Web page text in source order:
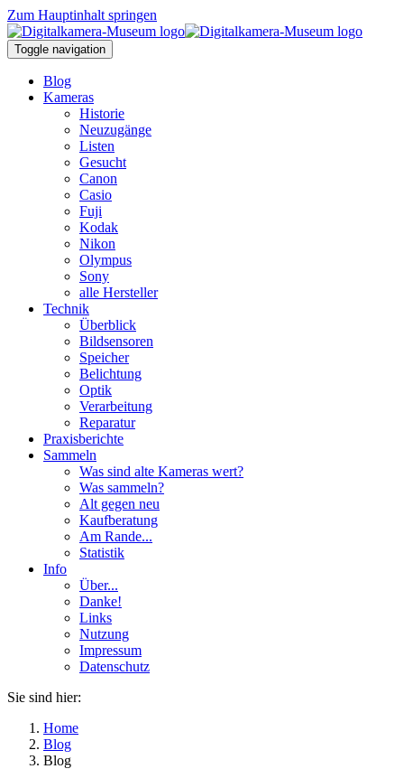
Zum Hauptinhalt springen
Toggle navigation
Blog
Kameras
Historie
Neuzugänge
Listen
Gesucht
Canon
Casio
Fuji
Kodak
Nikon
Olympus
Sony
alle Hersteller
Technik
Überblick
Bildsensoren
Speicher
Belichtung
Optik
Verarbeitung
Reparatur
Praxisberichte
Sammeln
Was sind alte Kameras wert?
Was sammeln?
Alt gegen neu
Kaufberatung
Am Rande...
Statistik
Info
Über...
Danke!
Links
Nutzung
Impressum
Datenschutz
Sie sind hier:
Home
Blog
Blog